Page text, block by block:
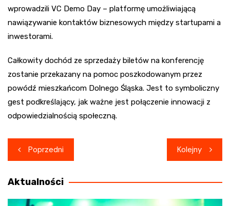
wprowadzili VC Demo Day – platformę umożliwiającą
nawiązywanie kontaktów biznesowych między startupami a
inwestorami.
Całkowity dochód ze sprzedaży biletów na konferencję
zostanie przekazany na pomoc poszkodowanym przez
powódź mieszkańcom Dolnego Śląska. Jest to symboliczny
gest podkreślający, jak ważne jest połączenie innowacji z
odpowiedzialnością społeczną.
Nawigacja
wpisu
Poprzedni Kolejny
Aktualności